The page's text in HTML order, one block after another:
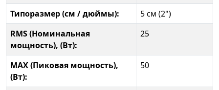
Типоразмер (см / дюймы):
5 см (2")
RMS (Номинальная
мощность), (Вт):
25
MAX (Пиковая мощность),
(Вт):
50